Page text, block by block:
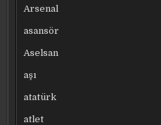
Arsenal
asansör
Aselsan
aşı
atatürk
atlet